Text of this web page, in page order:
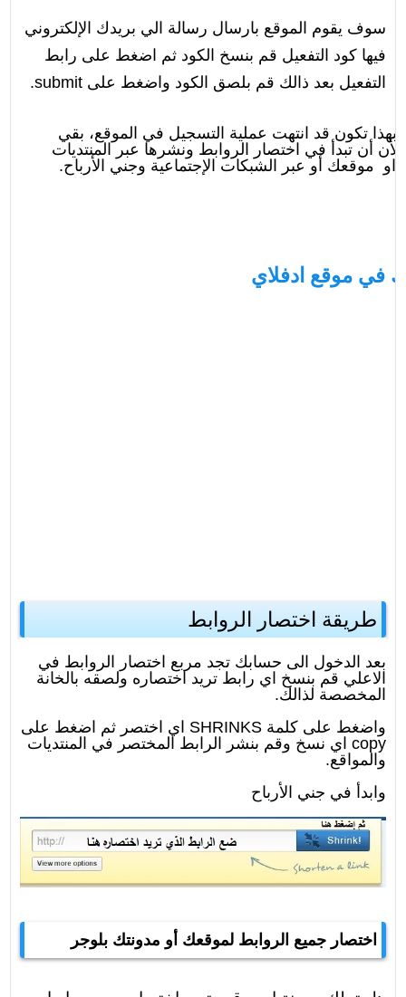
سوف يقوم الموقع بارسال رسالة الي بريدك الإلكتروني
فيها كود التفعيل قم بنسخ الكود ثم اضغط على رابط
التفعيل بعد ذالك قم بلصق الكود واضغط على submit.
بهذا تكون قد انتهت عملية التسجيل في الموقع، بقي
الأن أن تبدأ في اختصار الروابط ونشرها عبر المنتديات
او موقعك أو عبر الشبكات الإجتماعية وجني الأرباح.
في موقع ادفلاي
طريقة اختصار الروابط
بعد الدخول الى حسابك تجد مربع اختصار الروابط في
الاعلي قم بنسخ اي رابط تريد اختصاره ولصقه بالخانة
المخصصة لذالك.
واضغط على كلمة SHRINKS اي اختصر ثم اضغط على
copy اي نسخ وقم بنشر الرابط المختصر في المنتديات
والمواقع.
وابدأ في جني الأرباح
اختصار جميع الروابط لموقعك أو مدونتك بلوجر